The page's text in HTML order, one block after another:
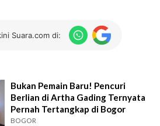
Suara.com di:
Bukan Pemain Baru! Pencuri
Berlian di Artha Gading Ternyata
Pernah Tertangkap di Bogor
BOGOR